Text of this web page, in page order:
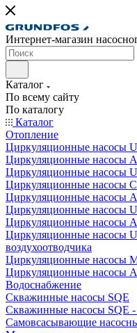
Интернет-магазин
Каталог
По всему сайту
По каталогу
Каталог
Отопление
Циркуляционные насосы
Циркуляционные насосы
Циркуляционные насосы
Циркуляционные насосы
Циркуляционные насосы
Циркуляционные насосы
Циркуляционные насосы
Циркуляционные насосы
воздухоотводчика
Циркуляционные насосы
Циркуляционные насосы
Водоснабжение
Скважинные насосы SQE
Скважинные насосы SQE -
Cамовсасывающие